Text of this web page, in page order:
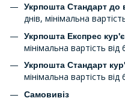
Укрпошта Стандарт до
днів, мінімальна
Укрпошта Експрес
мінімальна вартість від
Укрпошта Стандарт
мінімальна вартість від
Самовивіз